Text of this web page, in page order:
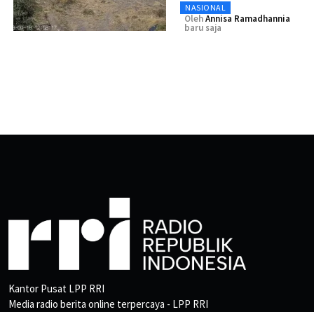
NASIONAL
OlehAnnisa Ramadhannia
baru saja
Kantor Pusat LPP RRI
Media radio berita online terpercaya - LPP RRI